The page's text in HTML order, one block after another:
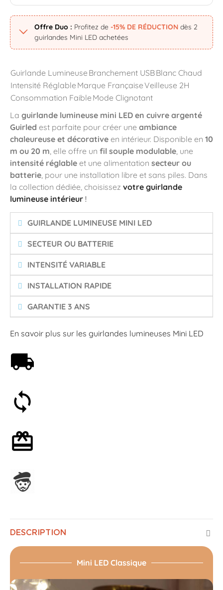
Offre Duo : Profitez de -15% DE RÉDUCTION dès 2
guirlandes Mini LED achetées
Guirlande Lumineuse Branchement USBBlanc Chaud
Intensité Réglable Marque FrançaiseVeilleuse 2H
Consommation Faible Mode Clignotant
La guirlande lumineuse mini LED en cuivre argenté
Guirled est parfaite pour créer une ambiance
chaleureuse et décorative en intérieur. Disponible en 10
m ou 20 m, elle offre un fil souple modulable, une
intensité réglable et une alimentation secteur ou
batterie, pour une installation libre et sans piles. Dans
la collection dédiée, choisissez votre guirlande
lumineuse intérieur !
GUIRLANDE LUMINEUSE MINI LED
SECTEUR OU BATTERIE
INTENSITÉ VARIABLE
INSTALLATION RAPIDE
GARANTIE 3 ANS
En savoir plus sur les guirlandes lumineuses Mini LED
DESCRIPTION
Mini LED Classique